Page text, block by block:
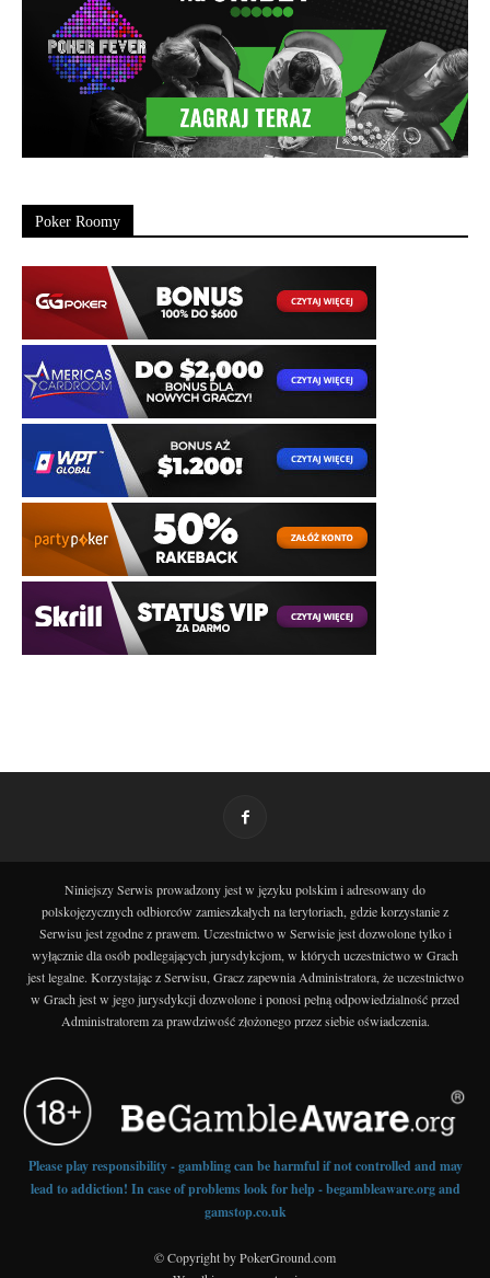
Poker Roomy
Niniejszy Serwis prowadzony jest w języku polskim i adresowany do
polskojęzycznych odbiorców zamieszkałych na terytoriach, gdzie korzystanie z
Serwisu jest zgodne z prawem. Uczestnictwo w Serwisie jest dozwolone tylko i
wyłącznie dla osób podlegających jurysdykcjom, w których uczestnictwo w Grach
jest legalne. Korzystając z Serwisu, Gracz zapewnia Administratora, że uczestnictwo
w Grach jest w jego jurysdykcji dozwolone i ponosi pełną odpowiedzialność przed
Administratorem za prawdziwość złożonego przez siebie oświadczenia.
Please play responsibility - gambling can be harmful if not controlled and may
lead to addiction! In case of problems look for help - begambleaware.org and
gamstop.co.uk
© Copyright by PokerGround.com